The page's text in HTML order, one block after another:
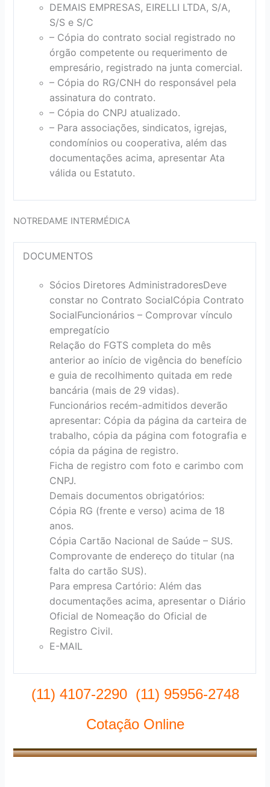
DEMAIS EMPRESAS, EIRELLI LTDA, S/A,
S/S e S/C
– Cópia do contrato social registrado no
órgão competente ou requerimento de
empresário, registrado na junta comercial.
– Cópia do RG/CNH do responsável pela
assinatura do contrato.
– Cópia do CNPJ atualizado.
– Para associações, sindicatos, igrejas,
condomínios ou cooperativa, além das
documentações acima, apresentar Ata
válida ou Estatuto.
NOTREDAME INTERMÉDICA
DOCUMENTOS
Sócios Diretores AdministradoresDeve
constar no Contrato SocialCópia Contrato
SocialFuncionários – Comprovar vínculo
empregatício
Relação do FGTS completa do mês
anterior ao início de vigência do benefício
e guia de recolhimento quitada em rede
bancária (mais de 29 vidas).
Funcionários recém-admitidos deverão
apresentar: Cópia da página da carteira de
trabalho, cópia da página com fotografia e
cópia da página de registro.
Ficha de registro com foto e carimbo com
CNPJ.
Demais documentos obrigatórios:
Cópia RG (frente e verso) acima de 18
anos.
Cópia Cartão Nacional de Saúde – SUS.
Comprovante de endereço do titular (na
falta do cartão SUS).
Para empresa Cartório: Além das
documentações acima, apresentar o Diário
Oficial de Nomeação do Oficial de
Registro Civil.
E-MAIL
(11) 4107-2290 (11) 95956-2748
Cotação Online